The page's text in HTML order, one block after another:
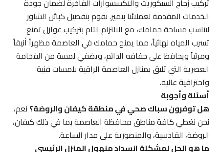
تركيب زجاج السيكوريت والاكسسوارات الفاخرة لضمان جودة
الخدمات المقدمة لعملائنا بتميز. نقوم بتفصيل كبائن الشاور
لتناسب مساحة حمامك، مع الالتزام التام بتركيب عوازل تمنع
تسرب المياه نهائياً، مما يمنح حمامك في العاصمة مظهراً أنيقاً
ومرتباً ويحافظ على جفافه الدائم، ويضفي لمسة من الفخامة
العصرية التي تليق بمنازل العاصمة الراقية بلمسات فنية
واحترافية عالية.
أسئلة وأجوبة
هل توفرون سباك صحي في منطقة كيفان والروضة؟نعم،
نحن نغطي كافة مناطق محافظة العاصمة بما في ذلك كيفان،
الروضة، القادسية، والمنصورية على مدار الساعة.
ما هو الحل لمشكلة انسداد منهول المنزل الرئيسي